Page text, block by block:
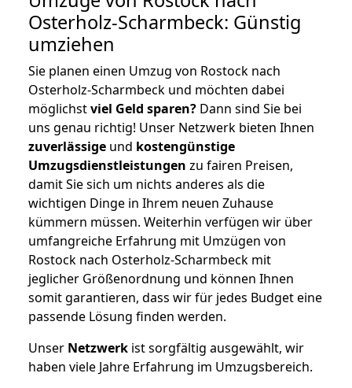
Osterholz-Scharmbeck: Günstig
umziehen
Sie planen einen Umzug von Rostock nach
Osterholz-Scharmbeck und möchten dabei
möglichstviel Geld sparen? Dann sind Sie bei
uns genau richtig! Unser Netzwerk bieten Ihnen
zuverlässige und kostengünstige
Umzugsdienstleistungen zu fairen Preisen,
damit Sie sich um nichts anderes als die
wichtigen Dinge in Ihrem neuen Zuhause
kümmern müssen. Weiterhin verfügen wir über
umfangreiche Erfahrung mit Umzügen von
Rostock nach Osterholz-Scharmbeck mit
jeglicher Größenordnung und können Ihnen
somit garantieren, dass wir für jedes Budget eine
passende Lösung finden werden.
Unser Netzwerk ist sorgfältig ausgewählt, wir
haben viele Jahre Erfahrung im Umzugsbereich.